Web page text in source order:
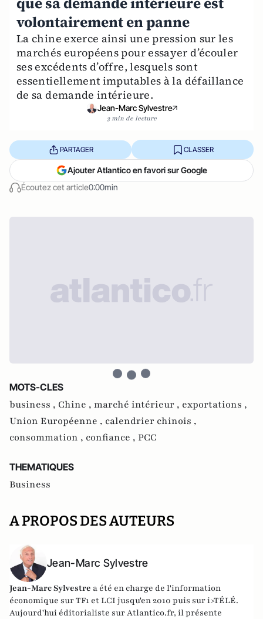
volontairement en panne
La chine exerce ainsi une pression sur les
marchés européens pour essayer d’écouler
ses excédents d’offre, lesquels sont
essentiellement imputables à la défaillance
de sa demande intérieure.
Jean-Marc Sylvestre
3 min de lecture
Écoutez cet article0:00min
PARTAGER CLASSER
Ajouter Atlantico en favori sur Google
MOTS-CLES
business , Chine , marché intérieur , exportations ,
Union Européenne , calendrier chinois ,
consommation , confiance , PCC
THEMATIQUES
Business
A PROPOS DES AUTEURS
Jean-Marc Sylvestre
Jean-Marc Sylvestre a été en charge de l'information
économique sur TF1 et LCI jusqu'en 2010 puis sur i>TÉLÉ.
Aujourd'hui éditorialiste sur Atlantico.fr, il présente